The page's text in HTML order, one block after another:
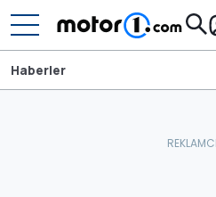
Haberler